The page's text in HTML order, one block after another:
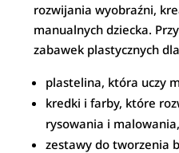
rozwijania wyobraźni,
manualnych dziecka.
zabawek plastycznych
plastelina, która uczy
kredki i farby, które
rysowania i malowania,
zestawy do tworzenia